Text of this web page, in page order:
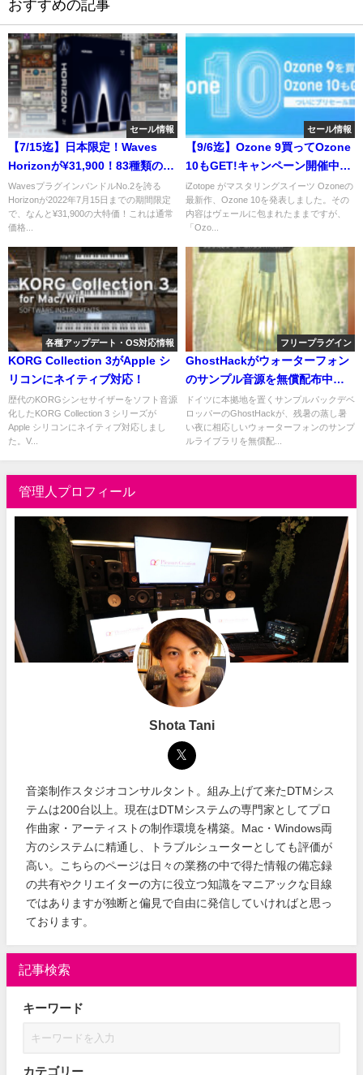
おすすめの記事
セール情報
【7/15迄】日本限定！Waves
Horizonが¥31,900！83種類のプ
ラグインでミックスからマスタ
リングまでをカバー！
WavesプラグインバンドルNo.2を誇る
Horizonが2022年7月15日までの期間限定
で、なんと¥31,900の大特価！これは通常
価格...
セール情報
【9/6迄】Ozone 9買ってOzone
10もGET!キャンペーン開催中！
最新マスタリングツールを手に
入れるチャンス！
iZotope がマスタリングスイーツ Ozoneの
最新作、Ozone 10を発表しました。その
内容はヴェールに包まれたままですが、
「Ozo...
各種アップデート・OS対応情報
KORG Collection 3がApple シ
リコンにネイティブ対応！
歴代のKORGシンセサイザーをソフト音源
化したKORG Collection 3 シリーズが
Apple シリコンにネイティブ対応しまし
た。V...
フリープラグイン
GhostHackがウォーターフォン
のサンプル音源を無償配布中。
真夏の夜に涼しくなるホラーサ
ウンド
ドイツに本拠地を置くサンプルパックデベ
ロッパーのGhostHackが、残暑の蒸し暑
い夜に相応しいウォーターフォンのサンプ
ルライブラリを無償配...
管理人プロフィール
Shota Tani
音楽制作スタジオコンサルタント。組み上げて来たDTMシス
テムは200台以上。現在はDTMシステムの専門家としてプロ
作曲家・アーティストの制作環境を構築。Mac・Windows両
方のシステムに精通し、トラブルシューターとしても評価が
高い。こちらのページは日々の業務の中で得た情報の備忘録
の共有やクリエイターの方に役立つ知識をマニアックな目線
ではありますが独断と偏見で自由に発信していければと思っ
ております。
記事検索
キーワード
カテゴリー